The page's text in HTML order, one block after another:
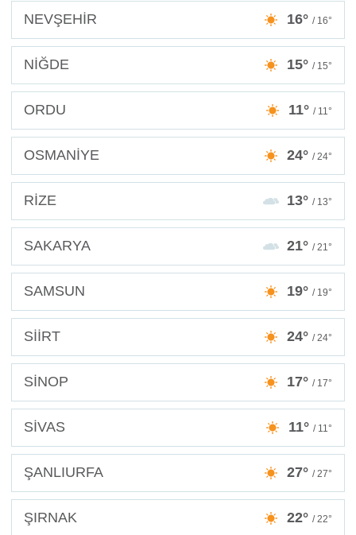
NEVŞEHİR 16° / 16°
NİĞDE 15° / 15°
ORDU 11° / 11°
OSMANİYE 24° / 24°
RİZE 13° / 13°
SAKARYA 21° / 21°
SAMSUN 19° / 19°
SİİRT 24° / 24°
SİNOP 17° / 17°
SİVAS 11° / 11°
ŞANLIURFA 27° / 27°
ŞIRNAK 22° / 22°